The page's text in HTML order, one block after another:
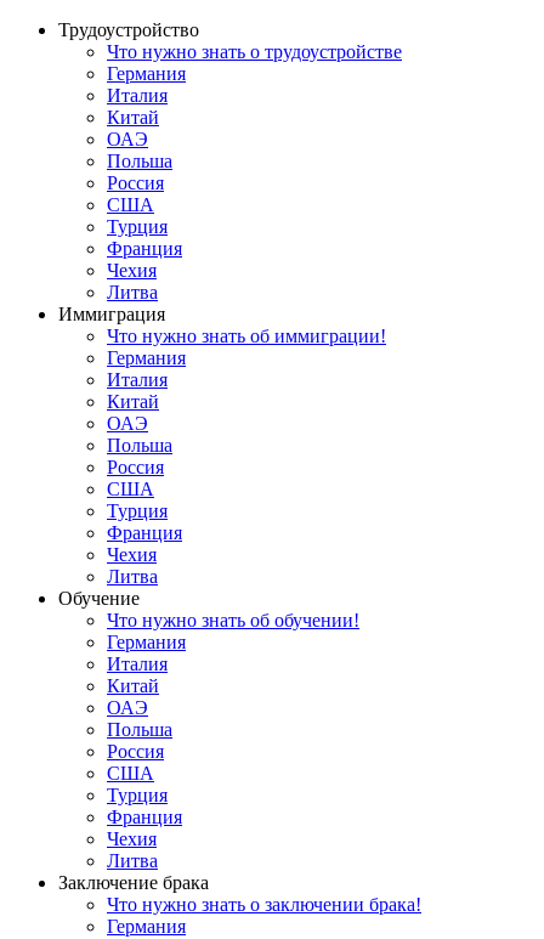
Трудоустройство
Что нужно знать о трудоустройстве
Германия
Италия
Китай
ОАЭ
Польша
Россия
США
Турция
Франция
Чехия
Литва
Иммиграция
Что нужно знать об иммиграции!
Германия
Италия
Китай
ОАЭ
Польша
Россия
США
Турция
Франция
Чехия
Литва
Обучение
Что нужно знать об обучении!
Германия
Италия
Китай
ОАЭ
Польша
Россия
США
Турция
Франция
Чехия
Литва
Заключение брака
Что нужно знать о заключении брака!
Германия